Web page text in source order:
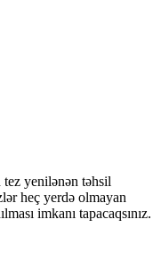
heç yerdə olmayan